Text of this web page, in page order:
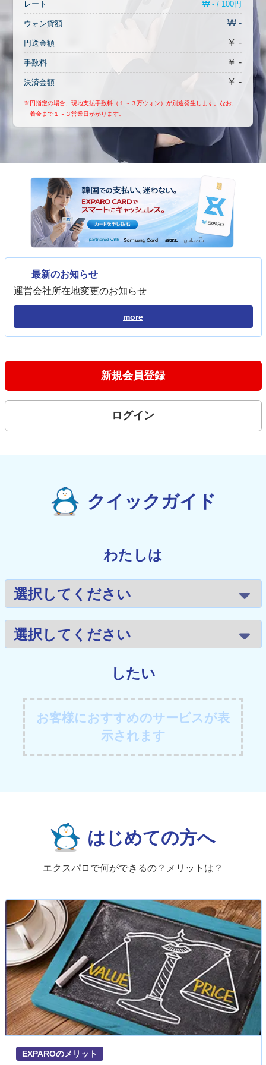
レート ₩ - / 100円
ウォン貨額 ₩ -
円送金額 ￥ -
手数料 ￥ -
決済金額 ￥ -
※円指定の場合、現地支払手数料（１～３万ウォン）が別途発生します。なお、
着金まで１～３営業日かかります。
最新のお知らせ
運営会社所在地変更のお知らせ
more
新規会員登録
ログイン
クイックガイド
わたしは
したい
お客様におすすめのサービスが表
示されます
はじめての方へ
エクスパロで何ができるの？メリットは？
EXPAROのメリット